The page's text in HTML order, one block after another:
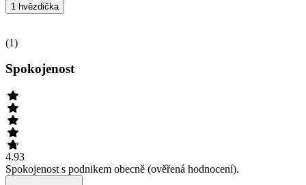
1 hvězdička
(1)
Spokojenost
4.93
Spokojenost s podnikem obecně (ověřená hodnocení).